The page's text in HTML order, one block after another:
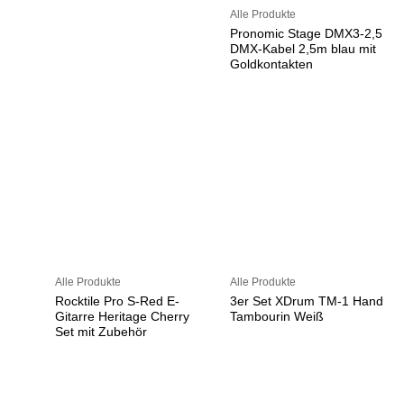
Alle Produkte
Pronomic Stage DMX3-2,5
DMX-Kabel 2,5m blau mit
Goldkontakten
Alle Produkte
Rocktile Pro S-Red E-
Gitarre Heritage Cherry
Set mit Zubehör
Alle Produkte
3er Set XDrum TM-1 Hand
Tambourin Weiß